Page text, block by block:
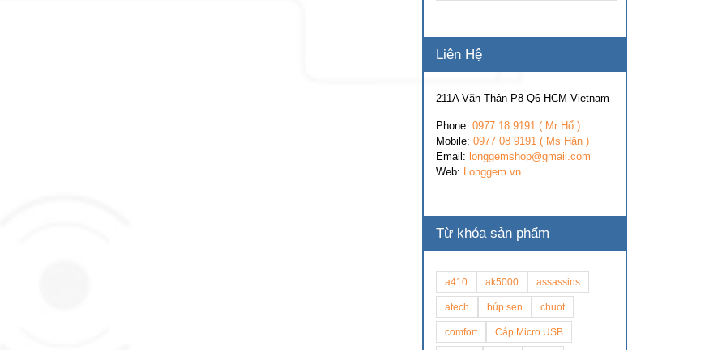
Liên Hệ
211A Văn Thân P8 Q6 HCM Vietnam
Phone: 0977 18 9191 ( Mr Hổ )
Mobile: 0977 08 9191 ( Ms Hân )
Email: longgemshop@gmail.com
Web: Longgem.vn
Từ khóa sản phẩm
a410 ak5000 assassins
atech búp sen chuot
comfort Cáp Micro USB